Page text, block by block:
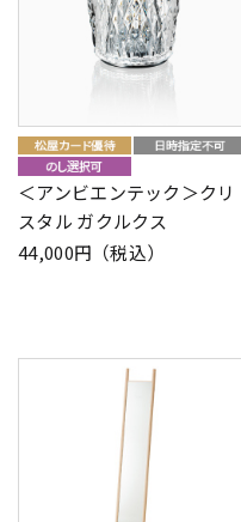
＜アンビエンテック＞クリ
スタル ガクルクス
44,000円（税込）